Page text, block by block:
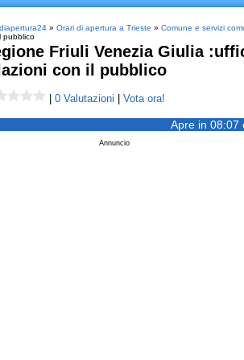
» Orari di apertura a Trieste » Comune e servizi
pubblico
Friuli Venezia Giulia
con il pubblico
0 Valutazioni Vota ora!
Apre in 08:07
Annuncio